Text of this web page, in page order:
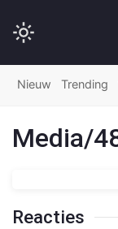
Nieuw Trending
Media/
Reacties